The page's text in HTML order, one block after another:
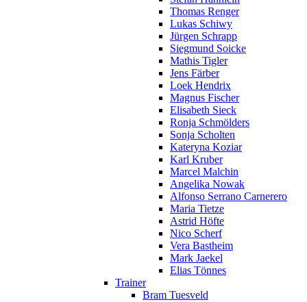
Thomas Renger
Lukas Schiwy
Jürgen Schrapp
Siegmund Soicke
Mathis Tigler
Jens Färber
Loek Hendrix
Magnus Fischer
Elisabeth Sieck
Ronja Schmölders
Sonja Scholten
Kateryna Koziar
Karl Kruber
Marcel Malchin
Angelika Nowak
Alfonso Serrano Carnerero
Maria Tietze
Astrid Höfte
Nico Scherf
Vera Bastheim
Mark Jaekel
Elias Tönnes
Trainer
Bram Tuesveld